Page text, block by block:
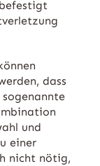
dass
und
einer
nicht nötig,